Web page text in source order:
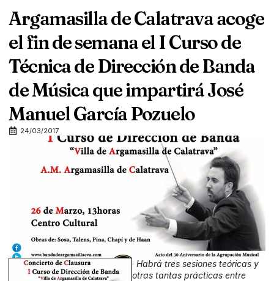
Argamasilla de Calatrava acoge
el fin de semana el I Curso de
Técnica de Dirección de Banda
de Música que impartirá José
Manuel García Pozuelo
24/03/2017
· Habrá tres sesiones teóricas y
otras tantas prácticas entre